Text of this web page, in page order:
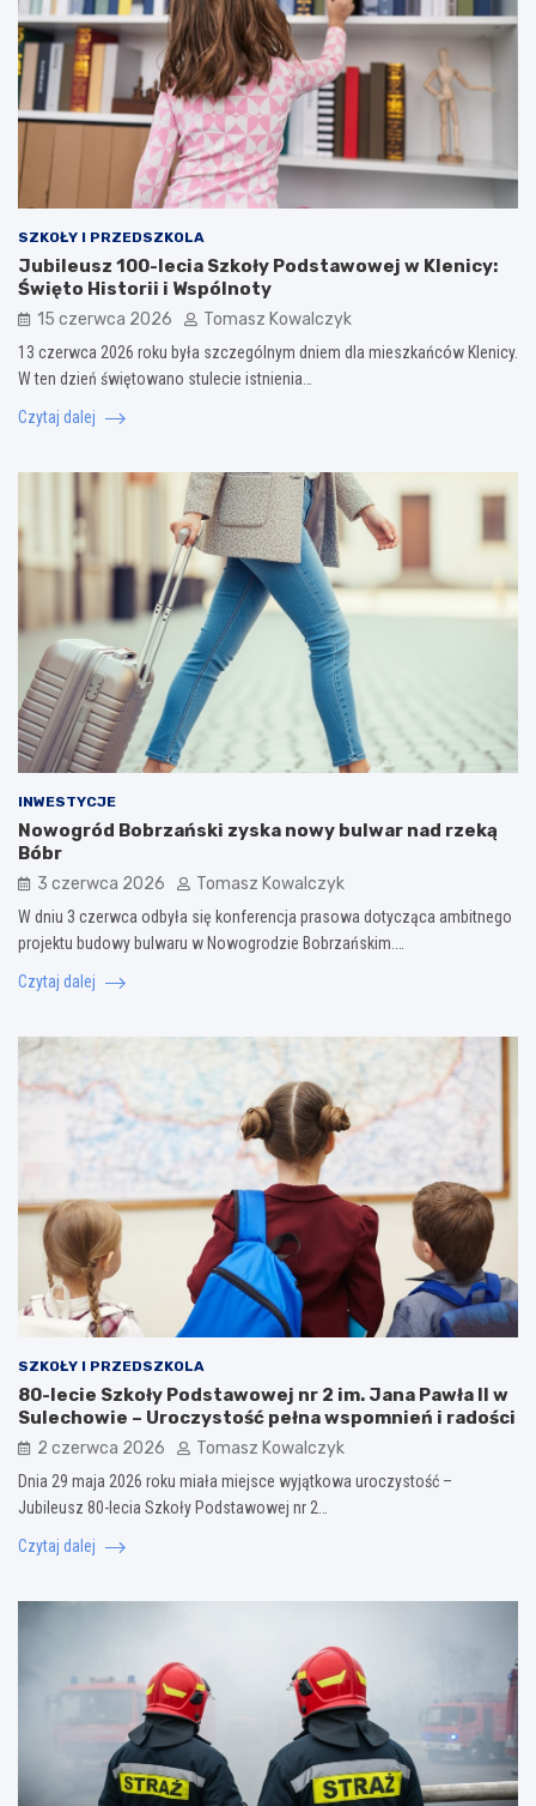
SZKOŁY I PRZEDSZKOLA
Jubileusz 100-lecia Szkoły Podstawowej w Klenicy:
Święto Historii i Wspólnoty
15 czerwca 2026 Tomasz Kowalczyk
13 czerwca 2026 roku była szczególnym dniem dla mieszkańców Klenicy.
W ten dzień świętowano stulecie istnienia…
Czytaj dalej
INWESTYCJE
Nowogród Bobrzański zyska nowy bulwar nad rzeką
Bóbr
3 czerwca 2026 Tomasz Kowalczyk
W dniu 3 czerwca odbyła się konferencja prasowa dotycząca ambitnego
projektu budowy bulwaru w Nowogrodzie Bobrzańskim.…
Czytaj dalej
SZKOŁY I PRZEDSZKOLA
80-lecie Szkoły Podstawowej nr 2 im. Jana Pawła II w
Sulechowie – Uroczystość pełna wspomnień i radości
2 czerwca 2026 Tomasz Kowalczyk
Dnia 29 maja 2026 roku miała miejsce wyjątkowa uroczystość –
Jubileusz 80-lecia Szkoły Podstawowej nr 2…
Czytaj dalej